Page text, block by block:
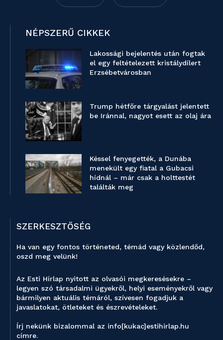
NÉPSZERŰ CIKKEK
Lakossági bejelentés után fogtak
el egy feltételezett kristálydílert
Erzsébetvárosban
Trump hétfőre tárgyalást jelentett
be Iránnal, nagyot esett az olaj ára
Késsel fenyegették, a Dunába
menekült egy fiatal a Gubacsi
hídnál – már csak a holttestét
találták meg
SZERKESZTŐSÉG
Ha van egy fontos történeted, témád vagy közlendőd,
oszd meg velünk!
Az Esti Hírlap nyitott az olvasói megkeresésekre –
legyen szó társadalmi ügyekről, helyi eseményekről vagy
bármilyen aktuális témáról, szívesen fogadjuk a
javaslatokat, ötleteket és észrevételeket.
Írj nekünk bizalommal az info[kukac]estihirlap.hu
címre.